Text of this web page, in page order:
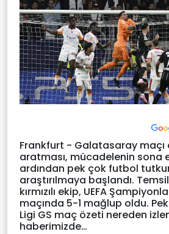
Frankfurt - Galatasaray maçı
aratması, mücadelenin sona
ardından pek çok futbol
araştırılmaya başlandı.
kırmızılı ekip, UEFA
maçında 5-1 mağlup oldu.
Ligi GS maç özeti nereden
haberimizde…